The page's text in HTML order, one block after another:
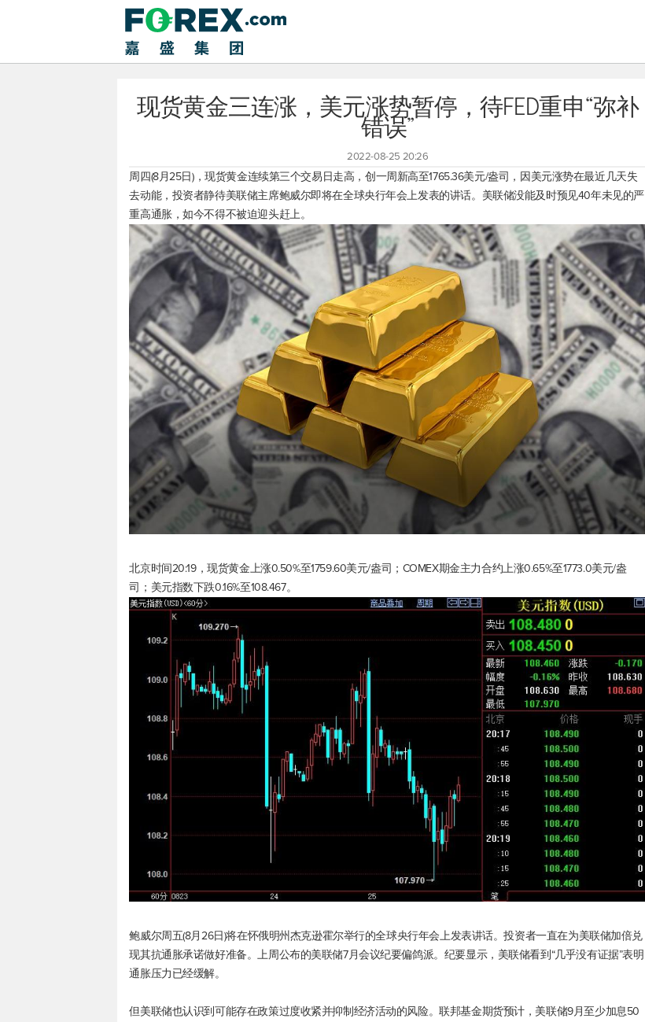
现货黄金三连涨，美元涨势暂停，待FED重申“弥补
错误”
2022-08-25 20:26
周四(8月25日)，现货黄金连续第三个交易日走高，创一周新高至1765.36美元/盎司，因美元涨势在最近几天失
去动能，投资者静待美联储主席鲍威尔即将在全球央行年会上发表的讲话。美联储没能及时预见40年未见的严
重高通胀，如今不得不被迫迎头赶上。
北京时间20:19，现货黄金上涨0.50%至1759.60美元/盎司；COMEX期金主力合约上涨0.65%至1773.0美元/盎
司； 美元指数下跌0.16%至108.467。
鲍威尔周五(8月26日)将在怀俄明州杰克逊霍尔举行的全球央行年会上发表讲话。投资者一直在为美联储加倍兑
现其抗通胀承诺做好准备。上周公布的美联储7月会议纪要偏鸽派。纪要显示，美联储看到“几乎没有证据”表明
通胀压力已经缓解。
但美联储也认识到可能存在政策过度收紧并抑制经济活动的风险。联邦基金期货预计，美联储9月至少加息50